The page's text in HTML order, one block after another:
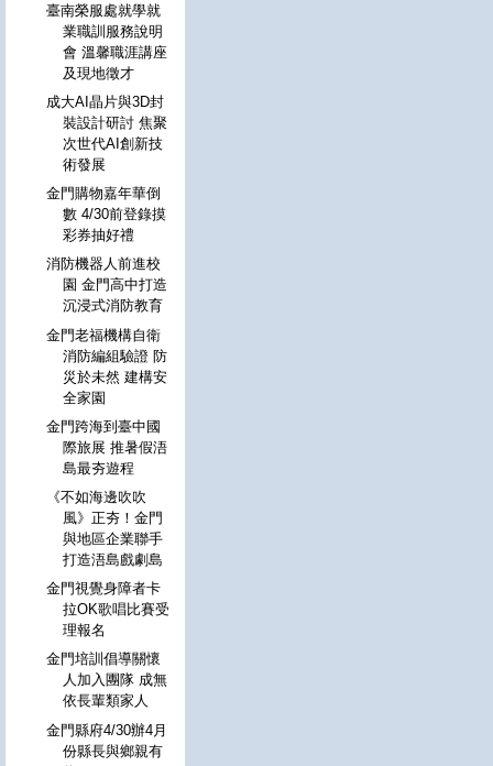
臺南榮服處就學就
業職訓服務說明
會 溫馨職涯講座
及現地徵才
成大AI晶片與3D封
裝設計研討 焦聚
次世代AI創新技
術發展
金門購物嘉年華倒
數 4/30前登錄摸
彩券抽好禮
消防機器人前進校
園 金門高中打造
沉浸式消防教育
金門老福機構自衛
消防編組驗證 防
災於未然 建構安
全家園
金門跨海到臺中國
際旅展 推暑假浯
島最夯遊程
《不如海邊吹吹
風》正夯！金門
與地區企業聯手
打造浯島戲劇島
金門視覺身障者卡
拉OK歌唱比賽受
理報名
金門培訓倡導關懷
人加入團隊 成無
依長輩類家人
金門縣府4/30辦4月
份縣長與鄉親有